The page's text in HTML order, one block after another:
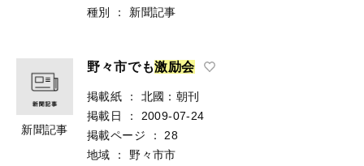
種別
： 新聞記事
新聞記事
野々市でも激励会
掲載紙 ：
北國：朝刊
掲載日
：
2009-07-24
掲載ページ
：
28
地域
：
野々市市